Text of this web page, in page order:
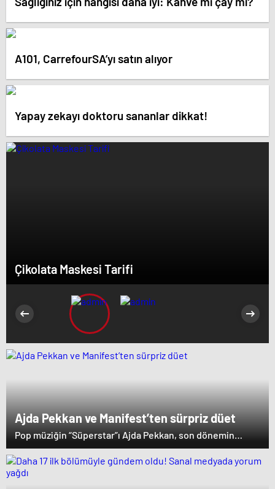
A101, CarrefourSA’yı satın alıyor
Yapay zekayı doktoru sananlar dikkat!
Çikolata Maskesi Tarifi
Ajda Pekkan ve Manifest’ten sürpriz düet
Pop müziğin “Süperstar”ı Ajda Pekkan, son dönemin
dikkat çeken müzik gruplarından Manifest ile aynı projede
buluştu. “Hileli” adlı şarkı kısa sürede dinleyicilerin ilgisini
çekerken, parça ve klip sosyal medyada geniş yankı